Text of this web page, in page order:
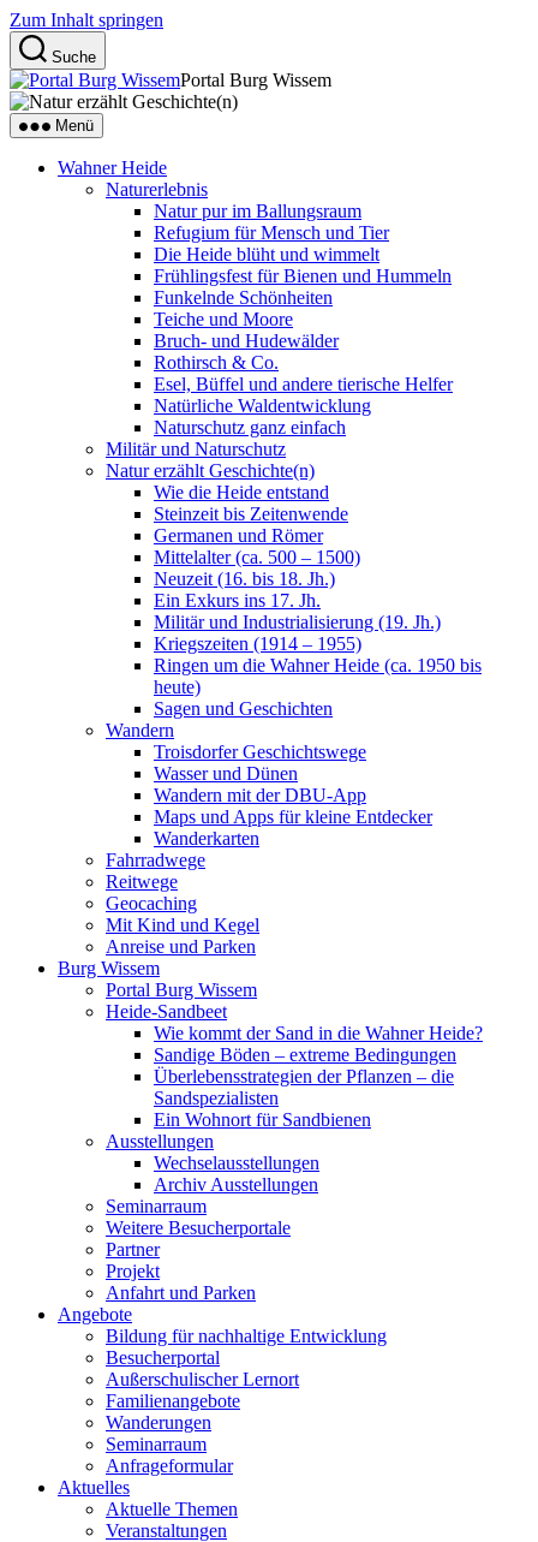
Zum Inhalt springen
Suche
Portal Burg Wissem
Menü
Wahner Heide
Naturerlebnis
Natur pur im Ballungsraum
Refugium für Mensch und Tier
Die Heide blüht und wimmelt
Frühlingsfest für Bienen und Hummeln
Funkelnde Schönheiten
Teiche und Moore
Bruch- und Hudewälder
Rothirsch & Co.
Esel, Büffel und andere tierische Helfer
Natürliche Waldentwicklung
Naturschutz ganz einfach
Militär und Naturschutz
Natur erzählt Geschichte(n)
Wie die Heide entstand
Steinzeit bis Zeitenwende
Germanen und Römer
Mittelalter (ca. 500 – 1500)
Neuzeit (16. bis 18. Jh.)
Ein Exkurs ins 17. Jh.
Militär und Industrialisierung (19. Jh.)
Kriegszeiten (1914 – 1955)
Ringen um die Wahner Heide (ca. 1950 bis
heute)
Sagen und Geschichten
Wandern
Troisdorfer Geschichtswege
Wasser und Dünen
Wandern mit der DBU-App
Maps und Apps für kleine Entdecker
Wanderkarten
Fahrradwege
Reitwege
Geocaching
Mit Kind und Kegel
Anreise und Parken
Burg Wissem
Portal Burg Wissem
Heide-Sandbeet
Wie kommt der Sand in die Wahner Heide?
Sandige Böden – extreme Bedingungen
Überlebensstrategien der Pflanzen – die
Sandspezialisten
Ein Wohnort für Sandbienen
Ausstellungen
Wechselausstellungen
Archiv Ausstellungen
Seminarraum
Weitere Besucherportale
Partner
Projekt
Anfahrt und Parken
Angebote
Bildung für nachhaltige Entwicklung
Besucherportal
Außerschulischer Lernort
Familienangebote
Wanderungen
Seminarraum
Anfrageformular
Aktuelles
Aktuelle Themen
Veranstaltungen